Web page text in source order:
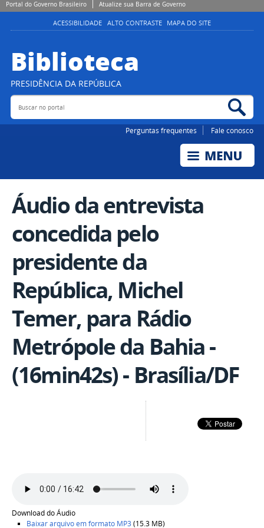
Portal do Governo Brasileiro Atualize sua Barra de Governo
ACESSIBILIDADE ALTO CONTRASTE MAPA DO SITE
Biblioteca
PRESIDÊNCIA DA REPÚBLICA
Buscar no portal
Perguntas frequentes Fale conosco
Áudio da entrevista
concedida pelo
presidente da
República, Michel
Temer, para Rádio
Metrópole da Bahia -
(16min42s) - Brasília/DF
Download do Áudio
Baixar arquivo em formatoMP3 (15.3 MB)